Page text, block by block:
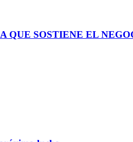
QUE SOSTIENE EL